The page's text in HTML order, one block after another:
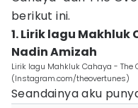
berikut ini.
1. Lirik lagu Makhluk
Nadin Amizah
Lirik lagu Mahkluk Cahaya - The
(Instagram.com/theovertunes)
Seandainya aku